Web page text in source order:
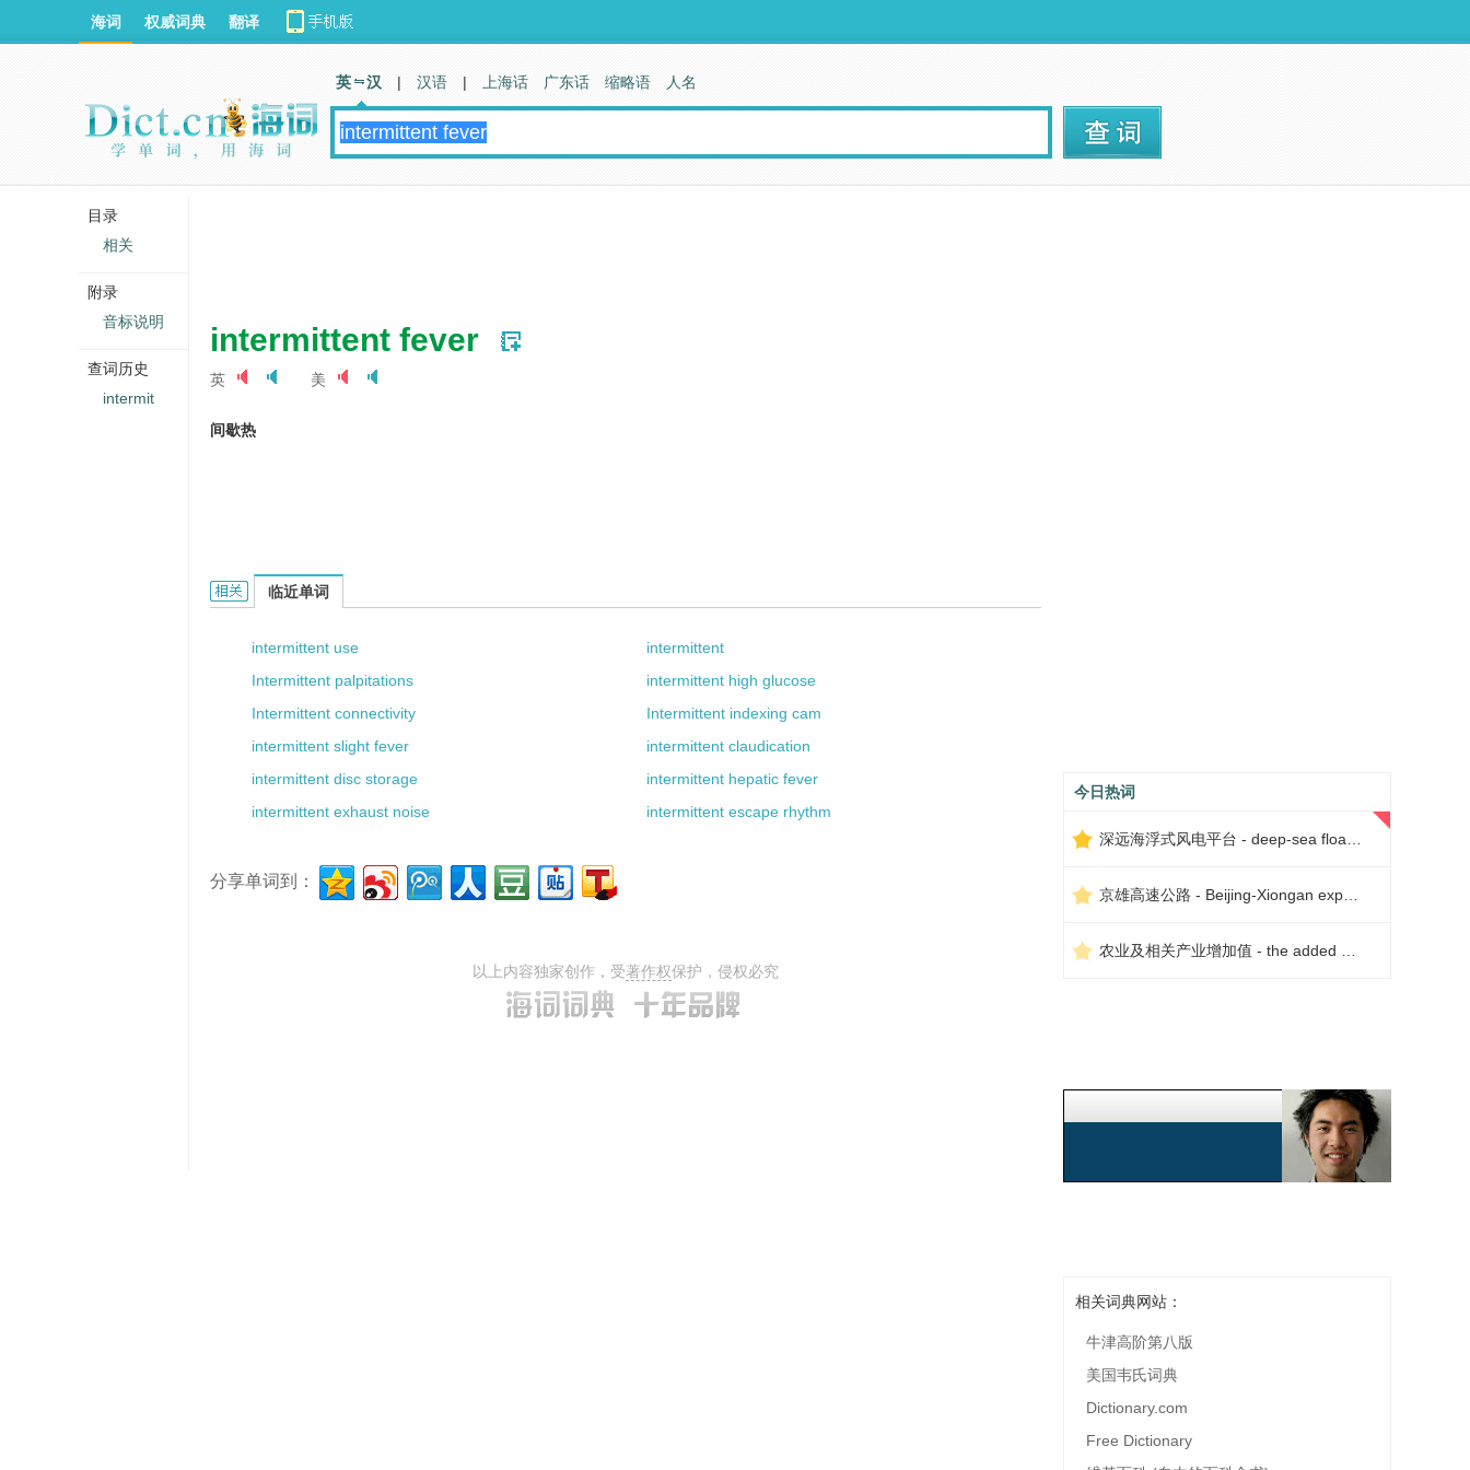
intermittent fever
英 美
间歇热
intermittent fever的相关资料：
临近单词
intermittent use
intermittent
Intermittent palpitations
intermittent high glucose
Intermittent connectivity
Intermittent indexing cam
intermittent slight fever
intermittent claudication
intermittent disc storage
intermittent hepatic fever
intermittent exhaust noise
intermittent escape rhythm
分享单词到：
以上内容独家创作，受著作权保护，侵权必究
今日热词
相关词典网站：
牛津高阶第八版
美国韦氏词典
Dictionary.com
Free Dictionary
海词 权威词典 翻译
英 汉 | 汉语 | 上海话 广东话 缩略语 人名
目录
相关
附录
音标说明
查词历史
intermit